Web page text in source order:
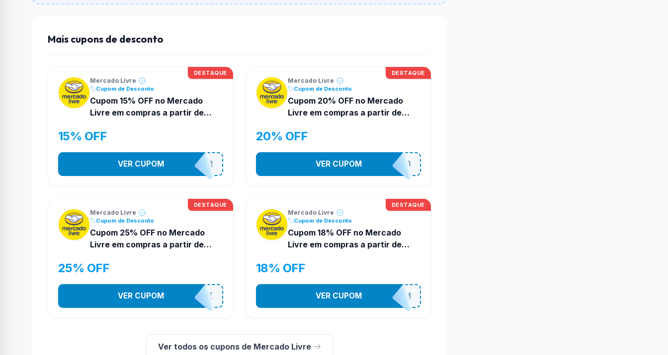
Mais cupons de desconto
DESTAQUE
Mercado Livre
Cupom de Desconto
Cupom 15% OFF no Mercado
Livre em compras a partir de
15% OFF
BRINCAR
VER CUPOM
DESTAQUE
Mercado Livre
Cupom de Desconto
Cupom 20% OFF no Mercado
Livre em compras a partir de
20% OFF
SUPERPROMO
VER CUPOM
DESTAQUE
Mercado Livre
Cupom de Desconto
Cupom 25% OFF no Mercado
Livre em compras a partir de
25% OFF
DESCOTOSMELI
VER CUPOM
DESTAQUE
Mercado Livre
Cupom de Desconto
Cupom 18% OFF no Mercado
Livre em compras a partir de
18% OFF
HORADOCUPOM
VER CUPOM
Ver todos os cupons de Mercado Livre